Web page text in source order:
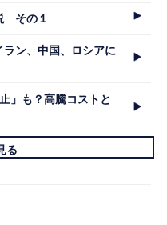
その１
ン、中国、ロシアに
」も？高騰コストと
る